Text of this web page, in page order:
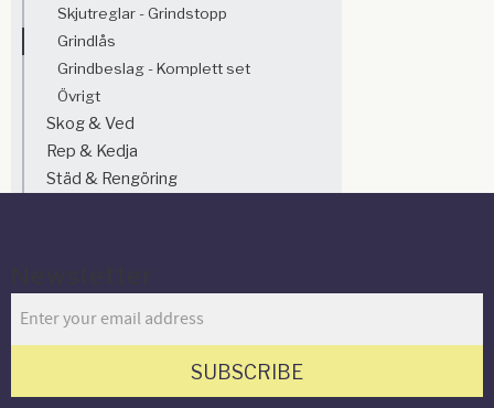
Skjutreglar - Grindstopp
Grindlås
Grindbeslag - Komplett set
Övrigt
Skog & Ved
Rep & Kedja
Städ & Rengöring
SUBSCRIBE